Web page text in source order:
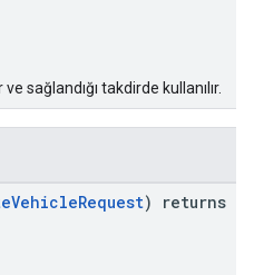
sağlandığı takdirde kullanılır.
) returns